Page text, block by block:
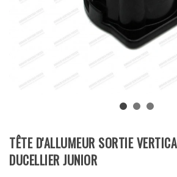
TÊTE D'ALLUMEUR SORTIE
DUCELLIER JUNIOR